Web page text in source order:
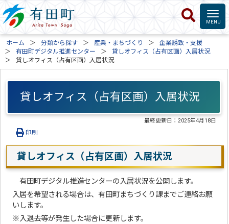
ホーム 分類から探す 産業・まちづくり
企業誘致・支援
有田町デジタル推進センター
貸しオフィス（占有区画）入居状況
貸しオフィス（占有区画）入居状況
貸しオフィス（占有区画）入居状況
最終更新日：2025年4月18日
印刷
貸しオフィス（占有区画）入居状況
有田町デジタル推進センターの入居状況を公開します。
入居を希望される場合は、有田町まちづくり課までご連絡お願
いします。
※入退去等が発生した場合に更新します。